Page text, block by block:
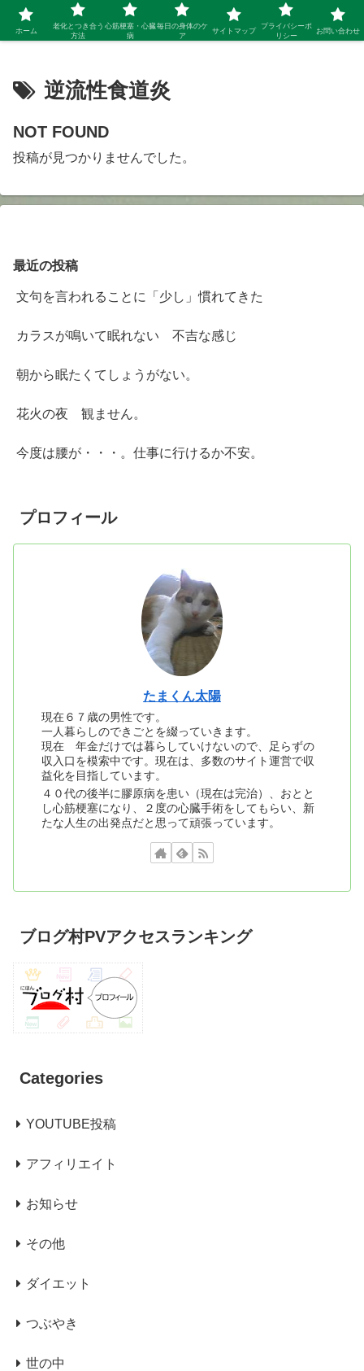
シニア 新しい人生を開拓するブログ
逆流性食道炎
NOT FOUND
投稿が見つかりませんでした。
最近の投稿
文句を言われることに「少し」慣れてきた
カラスが鳴いて眠れない 不吉な感じ
朝から眠たくてしょうがない。
花火の夜 観ません。
今度は腰が・・・。仕事に行けるか不安。
プロフィール
たまくん太陽
現在６７歳の男性です。
一人暮らしのできごとを綴っていきます。
現在 年金だけでは暮らしていけないので、足らずの
収入口を模索中です。現在は、多数のサイト運営で収
益化を目指しています。
４０代の後半に膠原病を患い（現在は完治）、おとと
し心筋梗塞になり、２度の心臓手術をしてもらい、新
たな人生の出発点だと思って頑張っています。
ブログ村PVアクセスランキング
Categories
YOUTUBE投稿
アフィリエイト
お知らせ
その他
ダイエット
つぶやき
世の中
ホーム
老化とつき合う
方法
心筋梗塞・心臓
病
毎日の身体のケ
ア
サイトマップ
プライバシーポ
リシー
お問い合わせ